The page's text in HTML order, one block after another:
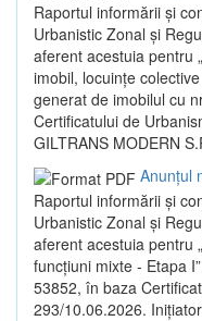
Raportul informării și
Urbanistic Zonal și
aferent acestuia pentru
imobil, locuințe
generat de imobilul cu
Certificatului de
GILTRANS MODERN
Anunțul
Raportul informării și
Urbanistic Zonal și
aferent acestuia pentru
funcțiuni mixte - Etapa
53852, în baza
293/10.06.2026.